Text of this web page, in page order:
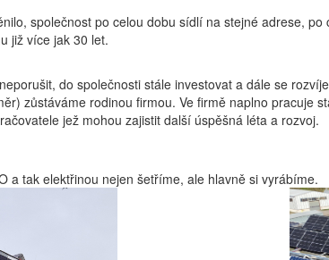
společnost po celou dobu sídlí na stejné adrese,
již více jak 30 let.
do společnosti stále investovat a dále se
zůstáváme rodinou firmou. Ve firmě naplno pracuje
jež mohou zajistit další úspěšná léta a rozvoj.
a tak elektřinou nejen šetříme, ale hlavně si vyrábíme.